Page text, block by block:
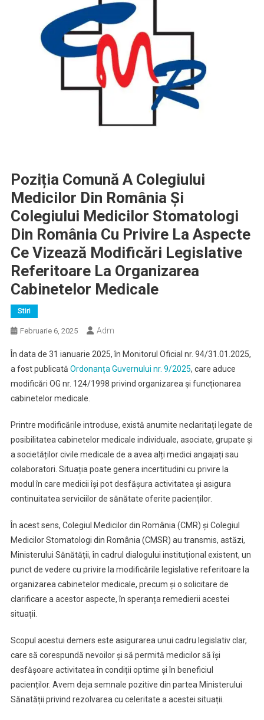
Poziția Comună A Colegiului
Medicilor Din România Și
Colegiului Medicilor Stomatologi
Din România Cu Privire La Aspecte
Ce Vizează Modificări Legislative
Referitoare La Organizarea
Cabinetelor Medicale
Stiri
Februarie 6, 2025 Adm
În data de 31 ianuarie 2025, în Monitorul Oficial nr. 94/31.01.2025,
a fost publicată Ordonanța Guvernului nr. 9/2025, care aduce
modificări OG nr. 124/1998 privind organizarea și funcționarea
cabinetelor medicale.
Printre modificările introduse, există anumite neclaritați legate de
posibilitatea cabinetelor medicale individuale, asociate, grupate și
a societăților civile medicale de a avea alți medici angajați sau
colaboratori. Situația poate genera incertitudini cu privire la
modul în care medicii își pot desfășura activitatea și asigura
continuitatea serviciilor de sănătate oferite pacienților.
În acest sens, Colegiul Medicilor din România (CMR) și Colegiul
Medicilor Stomatologi din România (CMSR) au transmis, astăzi,
Ministerului Sănătății, în cadrul dialogului instituțional existent, un
punct de vedere cu privire la modificările legislative referitoare la
organizarea cabinetelor medicale, precum și o solicitare de
clarificare a acestor aspecte, în speranța remedierii acestei
situații.
Scopul acestui demers este asigurarea unui cadru legislativ clar,
care să corespundă nevoilor și să permită medicilor să își
desfășoare activitatea în condiții optime și în beneficiul
pacienților. Avem deja semnale pozitive din partea Ministerului
Sănatății privind rezolvarea cu celeritate a acestei situații.